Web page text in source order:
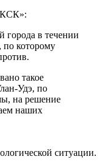
города в течении
по которому
такое
Удэ, по
на решение
наших
ситуации.